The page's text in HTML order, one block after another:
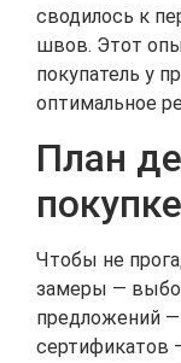
сводилось к
швов. Этот
покупатель у
оптимальное
План
покупке
Чтобы не
замеры —
предложений
сертификатов